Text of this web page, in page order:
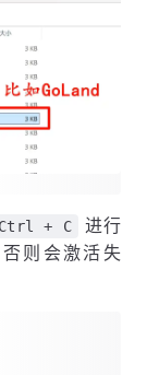
Ctrl + C
进行
则会激活失